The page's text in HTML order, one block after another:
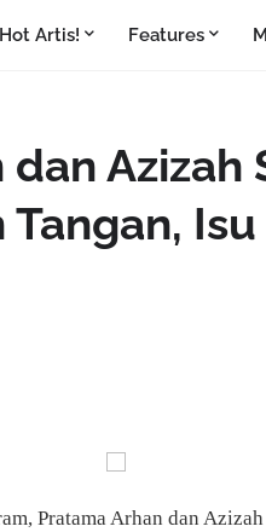
Hot Artis! Features
Azizah
Pratama Arhan dan